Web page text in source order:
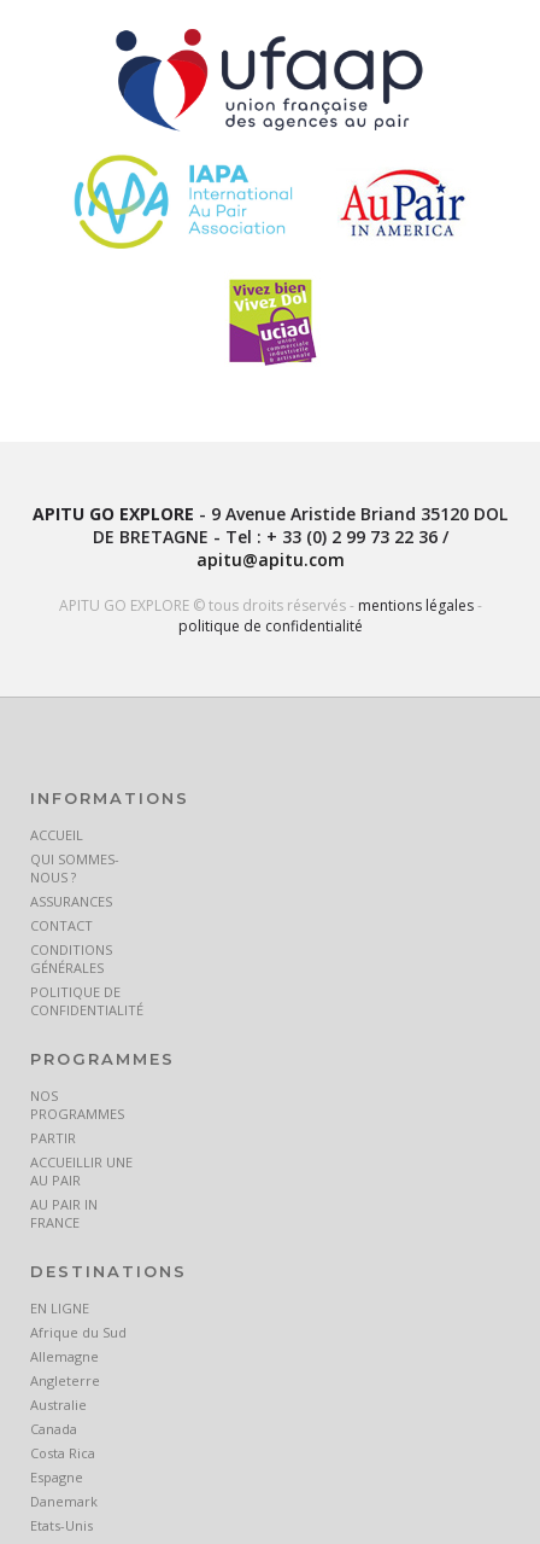
APITU GO EXPLORE - 9 Avenue Aristide Briand 35120 DOL
DE BRETAGNE - Tel : + 33 (0) 2 99 73 22 36/
apitu@apitu.com
APITU GO EXPLORE © tous droits réservés - mentions légales-
politique de confidentialité
INFORMATIONS
ACCUEIL
QUI SOMMES-
NOUS ?
ASSURANCES
CONTACT
CONDITIONS
GÉNÉRALES
POLITIQUE DE
CONFIDENTIALITÉ
PROGRAMMES
NOS
PROGRAMMES
PARTIR
ACCUEILLIR UNE
AU PAIR
AU PAIR IN
FRANCE
DESTINATIONS
EN LIGNE
Afrique du Sud
Allemagne
Angleterre
Australie
Canada
Costa Rica
Espagne
Danemark
Etats-Unis